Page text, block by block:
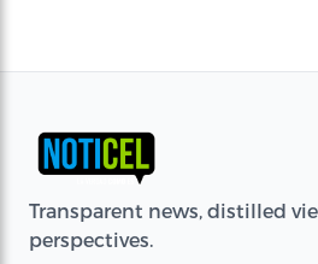
Transparent news, distilled
perspectives.